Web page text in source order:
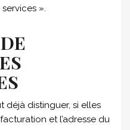
».
déjà distinguer, si elles
et l’adresse du